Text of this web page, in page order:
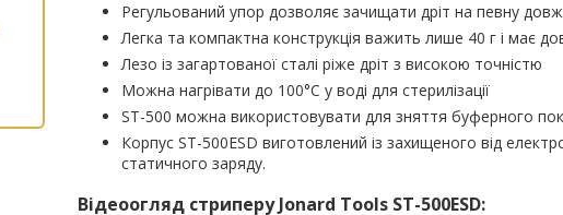
Регульований упор дозволяє зачищати дріт на певну
Легка та компактна конструкція важить лише 40 г і має
Лезо із загартованої сталі ріже дріт з високою точністю
Можна нагрівати до 100°C у воді для стерилізації
ST-500 можна використовувати для зняття буферного
Корпус ST-500ESD виготовлений із захищеного від
статичного заряду.
Відеоогляд стриперу Jonard Tools ST-500ESD: